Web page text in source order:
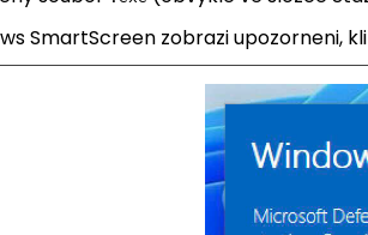
SmartScreen zobrazi upozorneni,